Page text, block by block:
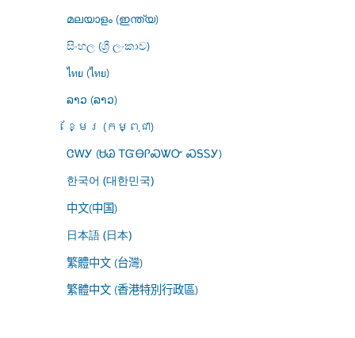
മലയാളം (ഇന്ത്യ)
සිංහල (ශ්‍රී ලංකාව)
ไทย (ไทย)
ລາວ (ລາວ)
ខ្មែរ (កម្ពុជា)
ᏣᎳᎩ (ᏌᏊ ᎢᏳᎾᎵᏍᏔᏅ ᏍᎦᏚᎩ)
한국어 (대한민국)
中文(中国)
日本語 (日本)
繁體中文 (台灣)
繁體中文 (香港特別行政區)